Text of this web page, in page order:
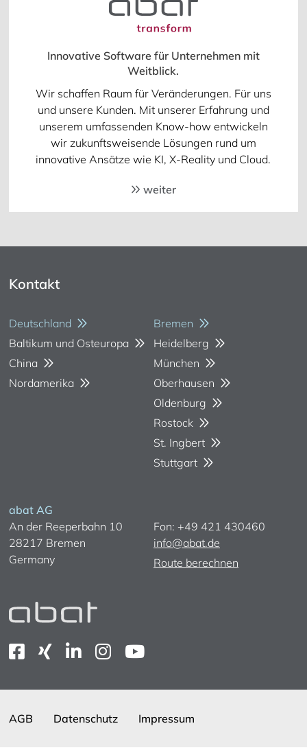
Innovative Software für Unternehmen mit
Weitblick.
Wir schaffen Raum für Veränderungen. Für uns
und unsere Kunden. Mit unserer Erfahrung und
unserem umfassenden Know-how entwickeln
wir zukunftsweisende Lösungen rund um
innovative Ansätze wie KI, X-Reality und Cloud.
weiter
Kontakt
Deutschland
Baltikum und Osteuropa
China
Nordamerika
Bremen
Heidelberg
München
Oberhausen
Oldenburg
Rostock
St. Ingbert
Stuttgart
abat AG
An der Reeperbahn 10
28217 Bremen
Germany
Fon: +49 421 430460
info@abat.de
Route berechnen
AGB Datenschutz Impressum